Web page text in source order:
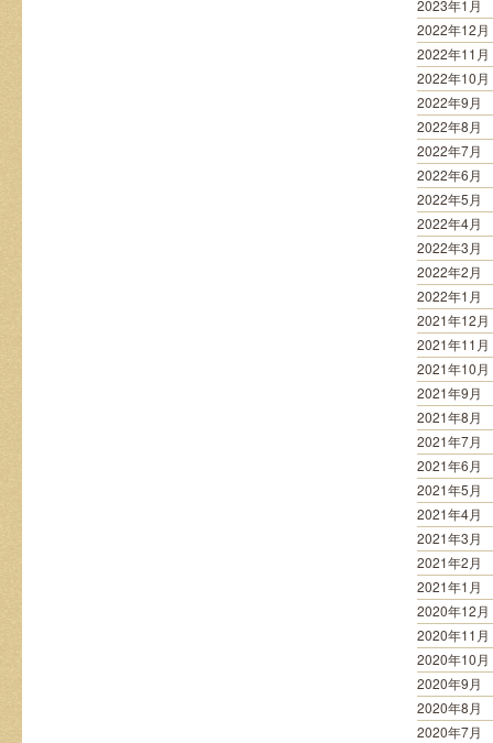
2023年1月
2022年12月
2022年11月
2022年10月
2022年9月
2022年8月
2022年7月
2022年6月
2022年5月
2022年4月
2022年3月
2022年2月
2022年1月
2021年12月
2021年11月
2021年10月
2021年9月
2021年8月
2021年7月
2021年6月
2021年5月
2021年4月
2021年3月
2021年2月
2021年1月
2020年12月
2020年11月
2020年10月
2020年9月
2020年8月
2020年7月